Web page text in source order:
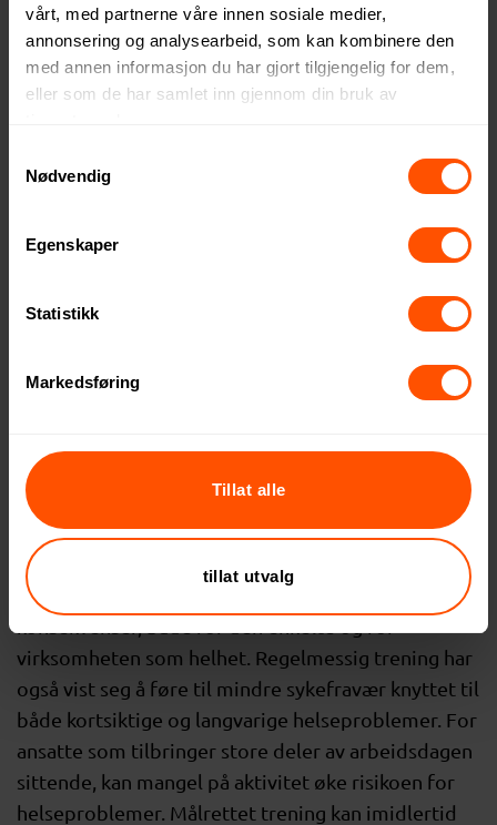
vårt, med partnerne våre innen sosiale medier,
annonsering og analysearbeid, som kan kombinere den
med annen informasjon du har gjort tilgjengelig for dem,
eller som de har samlet inn gjennom din bruk av
Nødvendig
Egenskaper
Statistikk
Markedsføring
Tillat alle
tillat utvalg
Trening gir bedre humør og en forbedret evne
til å håndtere stress
Regelmessig fysisk aktivitet kan bidra til å
direkte følge av lange perioder med stillesitting
eller ensformig og statisk kontorarbeid.
Styrketrening minsker risikoen for slitasjeskader
ved å styrke kroppen og forbedre utholdenhet
en katalysator for mer kreativitet og positivitet.
Fysisk aktivitet – eller mangel på sådan – i
arbeidslivet kan ha betydelige helsemessige
virksomheten som helhet. Regelmessig trening har
også vist seg å føre til mindre sykefravær knyttet til
både kortsiktige og langvarige helseproblemer. For
ansatte som tilbringer store deler av arbeidsdagen
sittende, kan mangel på aktivitet øke risikoen for
helseproblemer. Målrettet trening kan imidlertid